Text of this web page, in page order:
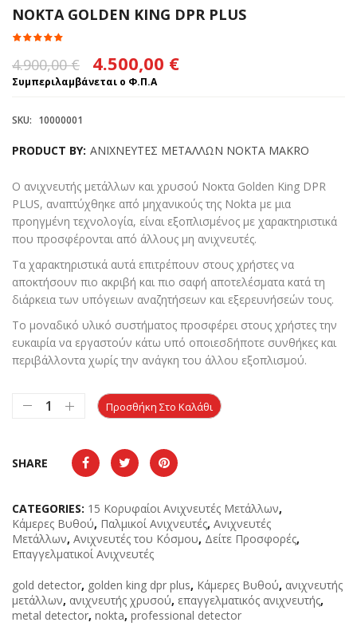
NOKTA GOLDEN KING DPR PLUS
4.900,00€
Original
price
4.500,00 €
4.500,00 €.
Συμπεριλαμβάνεται ο Φ.Π.Α
SKU: 10000001
PRODUCT BY: ΑΝΙΧΝΕΥΤΕΣ ΜΕΤΑΛΛΩΝ NOKTA MAKRO
Ο ανιχνευτής μετάλλων και χρυσού Νοκτα Golden King DPR
PLUS, αναπτύχθηκε από μηχανικούς της Nokta με μια
προηγμένη τεχνολογία, είναι εξοπλισμένος με χαρακτηριστικά
που προσφέρονται από άλλους μη ανιχνευτές.
Τα χαρακτηριστικά αυτά επιτρέπουν στους χρήστες να
αποκτήσουν πιο ακριβή και πιο σαφή αποτελέσματα κατά τη
διάρκεια των υπόγειων αναζητήσεων και εξερευνήσεών τους.
Το μοναδικό υλικό συστήματος προσφέρει στους χρήστες την
ευκαιρία να εργαστούν κάτω υπό οποιεσδήποτε συνθήκες και
περιβάλλοντα χωρίς την ανάγκη του άλλου εξοπλισμού.
Προσθήκη Στο Καλάθι
SHARE
CATEGORIES: 15 Κορυφαίοι Ανιχνευτές Μετάλλων,
Κάμερες Βυθού, Παλμικοί Ανιχνευτές, Ανιχνευτές
Μετάλλων, Ανιχνευτές του Κόσμου, Δείτε Προσφορές,
Επαγγελματικοί Ανιχνευτές
gold detector, golden king dpr plus, Κάμερες Βυθού, ανιχνευτής
μετάλλων, ανιχνευτής χρυσού, επαγγελματικός ανιχνευτής,
metal detector, nokta, professional detector